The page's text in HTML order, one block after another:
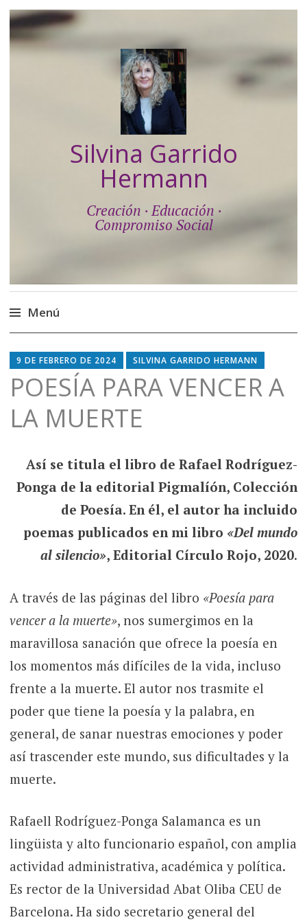
Silvina Garrido
Hermann
Creación · Educación ·
Compromiso Social
Menú
al
contenido
9 DE FEBRERO DE 2024 SILVINA GARRIDO HERMANN
POESÍA PARA VENCER A
LA MUERTE
Así se titula el libro de Rafael Rodríguez-
Ponga de la editorial Pigmalíón, Colección
de Poesía. En él, el autor ha incluido
poemas publicados en mi libro «Del mundo
al silencio», Editorial Círculo Rojo, 2020.
A través de las páginas del libro «Poesía para
vencer a la muerte», nos sumergimos en la
maravillosa sanación que ofrece la poesía en
los momentos más difíciles de la vida, incluso
frente a la muerte. El autor nos trasmite el
poder que tiene la poesía y la palabra, en
general, de sanar nuestras emociones y poder
así trascender este mundo, sus dificultades y la
muerte.
Rafaell Rodríguez-Ponga Salamanca es un
lingüista​ y alto funcionario español, con amplia
actividad administrativa, académica y política.
Es rector de la Universidad Abat Oliba CEU de
Barcelona. Ha sido secretario general del